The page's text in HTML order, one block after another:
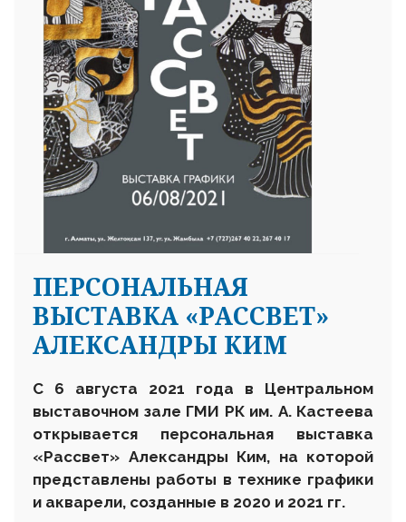
ПЕРСОНАЛЬНАЯ
ВЫСТАВКА «РАССВЕТ»
АЛЕКСАНДРЫ КИМ
С 6 августа 2021 года в Центральном
выставочном зале ГМИ РК им. А. Кастеева
открывается персональная выставка
«Рассвет» Александры Ким, на которой
представлены работы в технике графики
и акварели, созданные в 2020 и 2021 гг.